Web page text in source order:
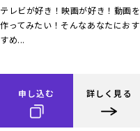
テレビが好き！映画が好き！動画を
作ってみたい！そんなあなたにおす
すめ...
申し込む 詳しく見る